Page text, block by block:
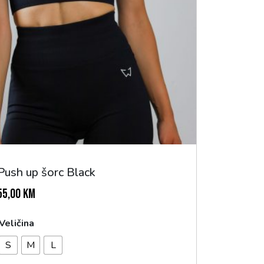
up šorc Black
KM
S
M L